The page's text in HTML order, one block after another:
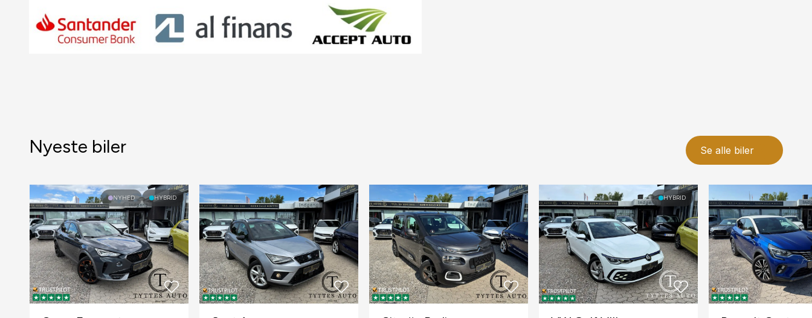
✅ ISOFIX BESLAG 👶🏼
✅ TIDL. UNDERVOGNSBEHANDLET - 09.2023 ✔
ALT EFTER HVAD DER KOMMER FØRST ❗
HUSK VI TAGER GERNE DIN GAMLE BIL I BYTTE 🚗
SE FLERE BILER PÅ WWW.TYTTESAUTO.DK 💻
TYTTESAUTO 📞 30 800 300
Parkeringssensor bagved
Parkeringssensor foran
R
Ratgearskifte
S
Nyeste biler Se alle biler
NYHED HYBRID HYBRID